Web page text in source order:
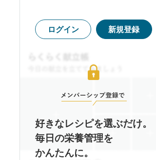
ログイン 新規登録
好きなレシピを選ぶだけ。
毎日の栄養管理を
かんたんに。